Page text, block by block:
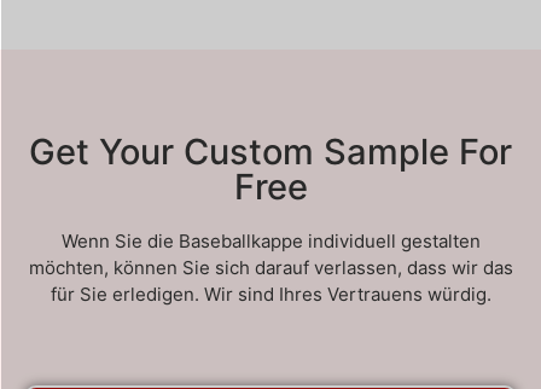
Get Your Custom Sample For
Free
Wenn Sie die Baseballkappe individuell gestalten
möchten, können Sie sich darauf verlassen, dass wir das
für Sie erledigen. Wir sind Ihres Vertrauens würdig.